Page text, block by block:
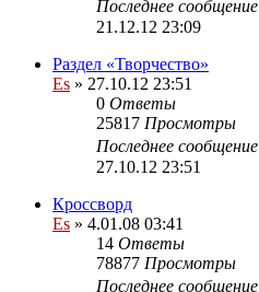
Последнее сообщение
21.12.12 23:09
Раздел «Творчество»
Es » 27.10.12 23:51
0 Ответы
25817 Просмотры
Последнее сообщение
27.10.12 23:51
Кроссворд
Es » 4.01.08 03:41
14 Ответы
78877 Просмотры
Последнее сообщение